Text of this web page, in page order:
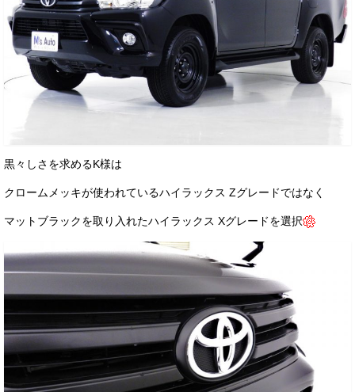
黒々しさを求めるK様は
クロームメッキが使われているハイラックス Zグレードではなく
マットブラックを取り入れたハイラックス Xグレードを選択